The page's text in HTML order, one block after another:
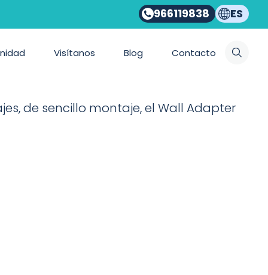
966119838 ES
Visítanos Blog Contacto
de sencillo montaje, el Wall Adapter